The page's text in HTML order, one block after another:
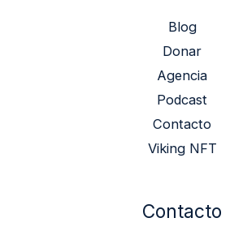
Blog
Donar
Agencia
Podcast
Contacto
Viking NFT
Contacto